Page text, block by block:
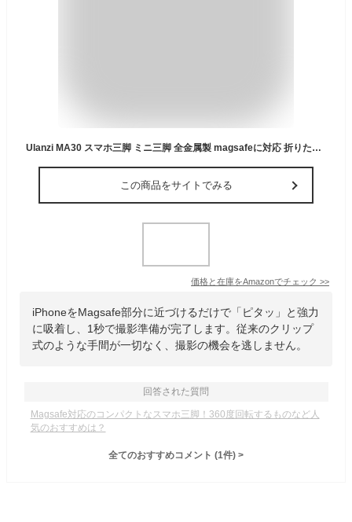
Ulanzi MA30 スマホ三脚 ミニ三脚 全金属製 magsafeに対応 折りたたみ式 持ち運び便利 スタンド＆手持ちモード 360度回転 自撮り棒 スマホスタンド 携帯スタンド 安定 軽量 角度調整可能 横置き/縦置き 卓上三脚 セルフィー/生放送/撮影録画/動画鑑賞に最適 黒
この商品をサイトでみる
価格と在庫をAmazonでチェック >>
iPhoneをMagsafe部分に近づけるだけで「ピタッ」と強力
に吸着し、1秒で撮影準備が完了します。従来のクリップ
式のような手間が一切なく、撮影の機会を逃しません。
回答された質問
Magsafe対応のコンパクトなスマホ三脚！360度回転するものなど人
気のおすすめは？
全てのおすすめコメント (1件) >